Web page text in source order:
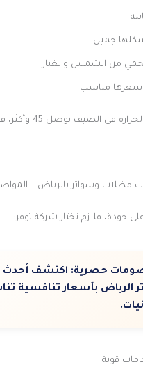
جميل
من الشمس والغبار
مناسب
خصوصًا إن
وسواتر بالرياض –
جودة، فلازم تختار شركة توفر:
حصرية: اكتشف
الرياض بأسعار تنافسية
قوية